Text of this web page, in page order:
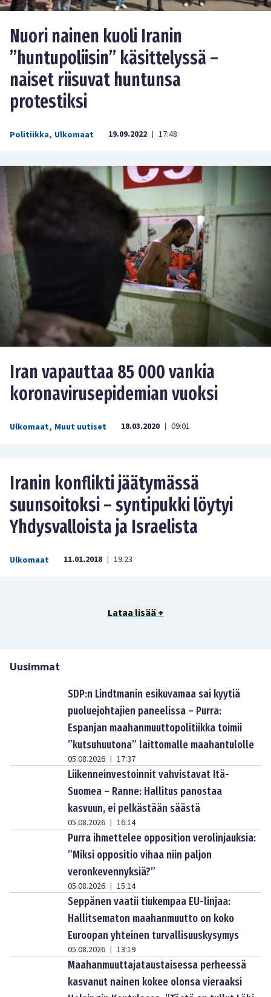
Nuori nainen kuoli Iranin
”huntupoliisin” käsittelyssä –
naiset riisuvat huntunsa
protestiksi
Politiikka, Ulkomaat 19.09.2022 | 17:48
Iran vapauttaa 85 000 vankia
koronavirusepidemian vuoksi
Ulkomaat, Muut uutiset 18.03.2020 | 09:01
Iranin konflikti jäätymässä
suunsoitoksi – syntipukki löytyi
Yhdysvalloista ja Israelista
Ulkomaat 11.01.2018 | 19:23
Lataa lisää +
Uusimmat
SDP:n Lindtmanin esikuvamaa sai kyytiä
puoluejohtajien paneelissa – Purra:
Espanjan maahanmuuttopolitiikka toimii
”kutsuhuutona” laittomalle maahantulolle
05.08.2026 | 17:37
Liikenneinvestoinnit vahvistavat Itä-
Suomea – Ranne: Hallitus panostaa
kasvuun, ei pelkästään säästä
05.08.2026 | 16:14
Purra ihmettelee opposition verolinjauksia:
”Miksi oppositio vihaa niin paljon
veronkevennyksiä?”
05.08.2026 | 15:14
Seppänen vaatii tiukempaa EU-linjaa:
Hallitsematon maahanmuutto on koko
Euroopan yhteinen turvallisuuskysymys
05.08.2026 | 13:19
Maahanmuuttajataustaisessa perheessä
kasvanut nainen kokee olonsa vieraaksi